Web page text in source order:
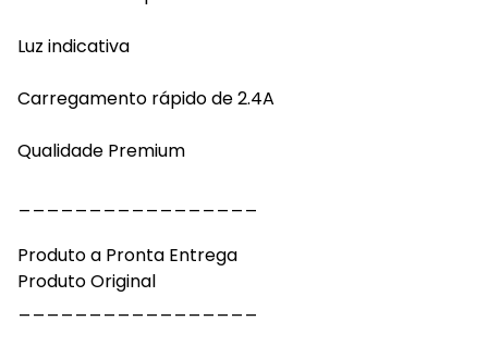
Luz indicativa
Carregamento rápido de 2.4A
Qualidade Premium
Produto a Pronta Entrega
Produto Original